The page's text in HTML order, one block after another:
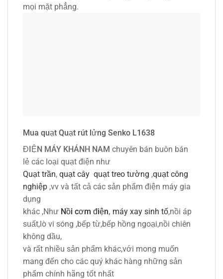
mọi mặt phẳng.
Mua quạt Quạt rút lửng Senko L1638
ĐIỆN MÁY KHÁNH NAM chuyên bán buôn bán
lẻ các loại quạt điện như
Quạt trần, quạt cây quạt treo tường ,quạt công
nghiệp ,vv và tất cả các sản phẩm điện máy gia
dụng
khác ,Như Nồi cơm điện, máy xay sinh tố,nồi áp
suất,lò vi sóng ,bếp từ,bếp hồng ngoại,nồi chiên
không dầu,
và rất nhiều sản phẩm khác,với mong muốn
mang đến cho các quý khác hàng những sản
phẩm chính hãng tốt nhất